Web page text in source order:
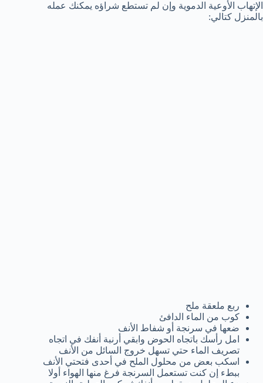
الإتهاب الأوعية الدموية وإن لم تستطع شراؤه يمكنك عمله
بالمنزل كتالي:
ربع ملعقة ملح
كوب من الماء الدافئ
ضعها في سرنجة أو شفاط الأنف
امل رأسك باتجاه الحوض وابقي أرنبة أنفك في اتجاه
تصريف الماء حتي تسهل خروج السائل من الأنف
اسكب بعض من محلول الملح في أحدى فتحتي الأنف
ببطء إن كنت تستعمل السرنجة فرغ منها الهواء أولا